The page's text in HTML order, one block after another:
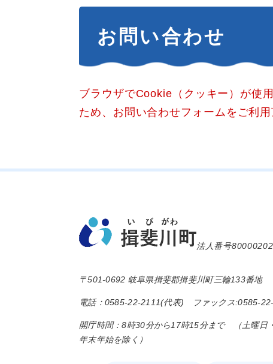
お問い合わせ
ブラウザでCookie（クッキー）が使
ため、お問い合わせフォームをご利用
法人番号
〒501-0692 岐阜県揖斐郡揖斐川町三輪133番地
電話：0585-22-2111(代表) ファックス:0585-
開庁時間：8時30分から17時15分まで （土曜日
年末年始を除く）